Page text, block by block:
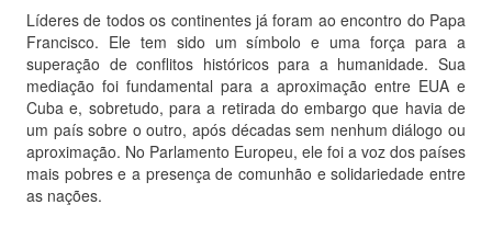
Líderes de todos os continentes já foram ao encontro do Papa
Francisco. Ele tem sido um símbolo e uma força para a
superação de conflitos históricos para a humanidade. Sua
mediação foi fundamental para a aproximação entre EUA e
Cuba e, sobretudo, para a retirada do embargo que havia de
um país sobre o outro, após décadas sem nenhum diálogo ou
aproximação. No Parlamento Europeu, ele foi a voz dos países
mais pobres e a presença de comunhão e solidariedade entre
as nações.